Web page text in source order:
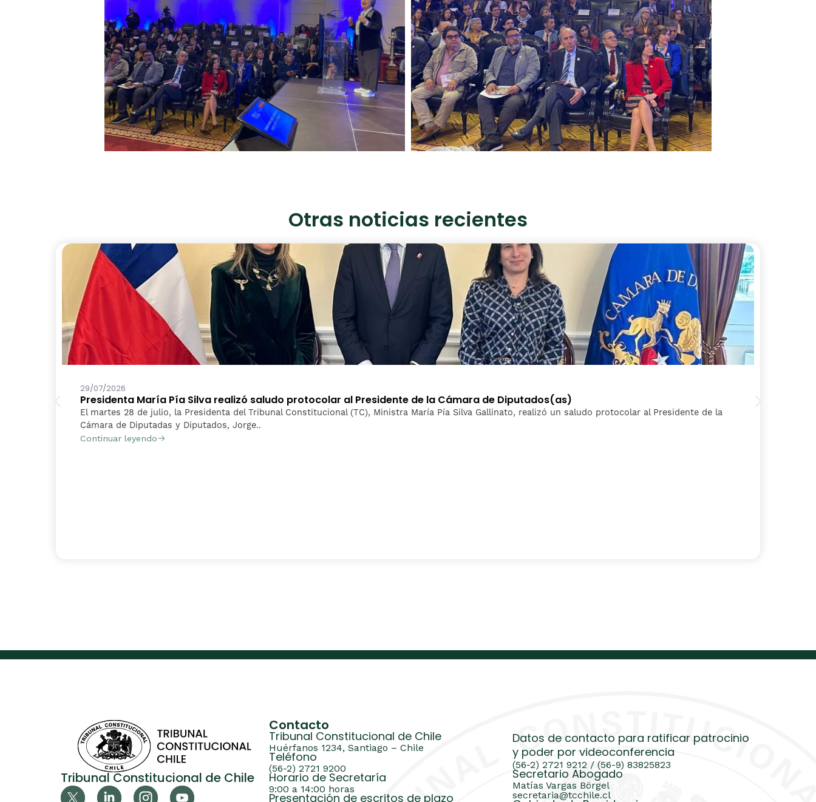
Otras noticias recientes
29/07/2026
Presidenta María Pía Silva realizó saludo protocolar al Presidente de la Cámara de Diputados(as)
El martes 28 de julio, la Presidenta del Tribunal Constitucional (TC), Ministra María Pía Silva Gallinato, realizó un saludo protocolar al Presidente de la
Cámara de Diputadas y Diputados, Jorge..
Continuar leyendo
Tribunal Constitucional de Chile
Contacto
Tribunal Constitucional de Chile
Huérfanos 1234, Santiago – Chile
Teléfono
(56-2) 2721 9200
Horario de Secretaría
9:00 a 14:00 horas
Datos de contacto para ratificar patrocinio
y poder por videoconferencia
(56-2) 2721 9212 / (56-9) 83825823
Secretario Abogado
Matías Vargas Börgel
secretaria@tcchile.cl